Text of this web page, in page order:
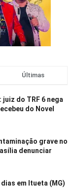
Últimas
juiz do TRF 6 nega
do Novel
grave no
denunciar
em Itueta (MG)